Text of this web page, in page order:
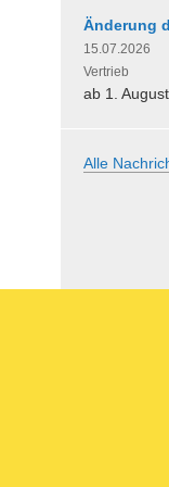
Änderung
15.07.2026
Vertrieb
ab 1.
Alle